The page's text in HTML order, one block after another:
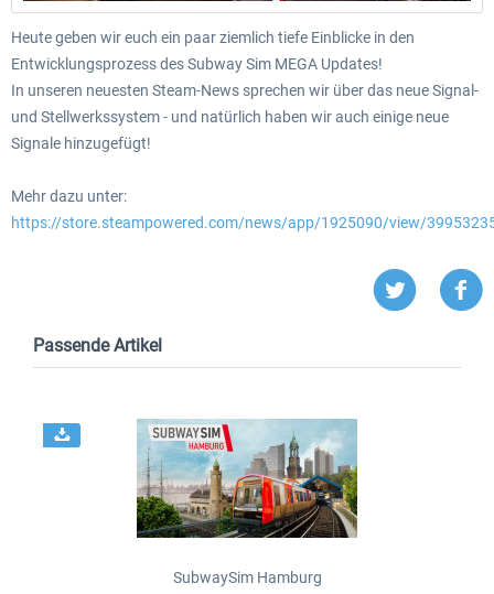
Heute geben wir euch ein paar ziemlich tiefe Einblicke in den
Entwicklungsprozess des Subway Sim MEGA Updates!
In unseren neuesten Steam-News sprechen wir über das neue Signal-
und Stellwerkssystem - und natürlich haben wir auch einige neue
Signale hinzugefügt!
Mehr dazu unter:
https://store.steampowered.com/news/app/1925090/view/
Passende Artikel
SubwaySim Hamburg